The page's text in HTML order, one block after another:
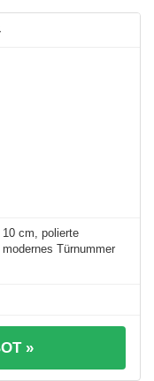
cm, polierte
Türnummer
»